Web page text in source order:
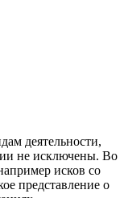
деятельности,
не исключены. Во
исков со
представление о